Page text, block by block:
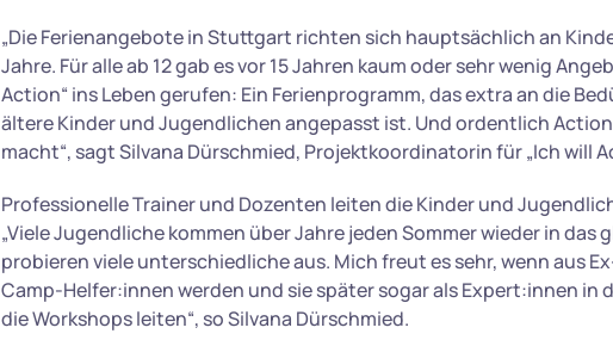
„Die Ferienangebote in Stuttgart richten sich hauptsächlich an
Jahre. Für alle ab 12 gab es vor 15 Jahren kaum oder sehr wenig
Action“ ins Leben gerufen: Ein Ferienprogramm, das extra an die
ältere Kinder und Jugendlichen angepasst ist. Und ordentlich
macht“, sagt Silvana Dürschmied, Projektkoordinatorin für „Ich will
Professionelle Trainer und Dozenten leiten die Kinder und
„Viele Jugendliche kommen über Jahre jeden Sommer wieder in das
probieren viele unterschiedliche aus. Mich freut es sehr, wenn aus
Camp-Helfer:innen werden und sie später sogar als Expert:innen in
die Workshops leiten“, so Silvana Dürschmied.